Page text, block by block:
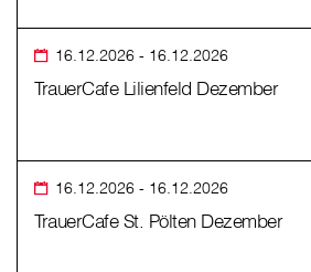
16.12.2026 - 16.12.2026
TrauerCafe Lilienfeld Dezember
16.12.2026 - 16.12.2026
TrauerCafe St. Pölten Dezember